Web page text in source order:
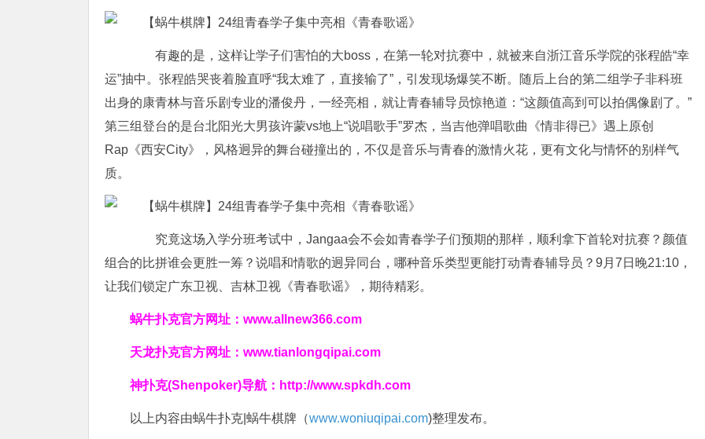
有趣的是，这样让学子们害怕的大boss，在第一轮对抗赛中，就被来自浙江音乐学院的张程皓“幸
运”抽中。张程皓哭丧着脸直呼“我太难了，直接输了”，引发现场爆笑不断。随后上台的第二组学子非科班
出身的康青林与音乐剧专业的潘俊丹，一经亮相，就让青春辅导员惊艳道：“这颜值高到可以拍偶像剧了。”
第三组登台的是台北阳光大男孩许蒙vs地上“说唱歌手”罗杰，当吉他弹唱歌曲《情非得已》遇上原创
Rap《西安City》，风格迥异的舞台碰撞出的，不仅是音乐与青春的激情火花，更有文化与情怀的别样气
质。
究竟这场入学分班考试中，Jangaa会不会如青春学子们预期的那样，顺利拿下首轮对抗赛？颜值
组合的比拼谁会更胜一筹？说唱和情歌的迥异同台，哪种音乐类型更能打动青春辅导员？9月7日晚21:10，
让我们锁定广东卫视、吉林卫视《青春歌谣》，期待精彩。
蜗牛扑克官方网址： www.allnew366.com
天龙扑克官方网址： www.tianlongqipai.com
神扑克(Shenpoker)导航： http://www.spkdh.com
以上内容由蜗牛扑克|蜗牛棋牌（www.woniuqipai.com)整理发布。